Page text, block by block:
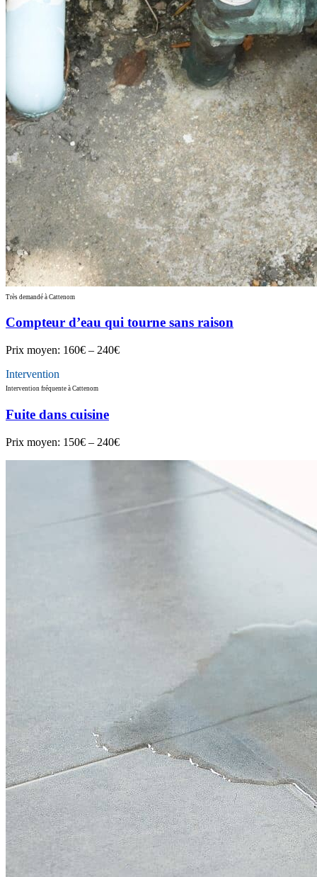
Très demandé à Cattenom
Compteur d’eau qui tourne sans raison
Prix moyen: 160€ – 240€
Intervention
Intervention fréquente à Cattenom
Fuite dans cuisine
Prix moyen: 150€ – 240€